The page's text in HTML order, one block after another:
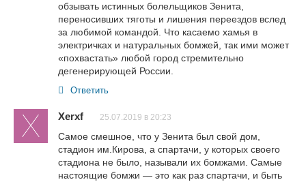
обзывать истинных болельщиков Зенита,
переносивших тяготы и лишения переездов вслед
за любимой командой. Что касаемо хамья в
электричках и натуральных бомжей, так ими может
«похвастать» любой город стремительно
дегенерирующей России.
Ответить
Xerxf 25.07.2019 в 20:23
Самое смешное, что у Зенита был свой дом,
стадион им.Кирова, а спартачи, у которых своего
стадиона не было, называли их бомжами. Самые
настоящие бомжи — это как раз спартачи, и быть